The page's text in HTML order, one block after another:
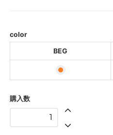
color
BEG
購入数